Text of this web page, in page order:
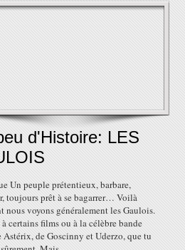
d'Histoire: LES
Un peuple prétentieux, barbare,
toujours prêt à se bagarrer… Voilà
nous voyons généralement les Gaulois.
certains films ou à la célèbre bande
Astérix, de Goscinny et Uderzo, que tu